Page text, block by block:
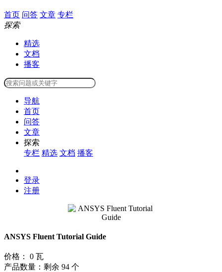
首页 问答 文章 专栏
探索
精选
文档
播客
导航
首页
问答
文章
探索
专栏 精选 文档 播客
登录
注册
ANSYS Fluent Tutorial Guide
价格：
0 瓦
产品数量： 剩余 94 个